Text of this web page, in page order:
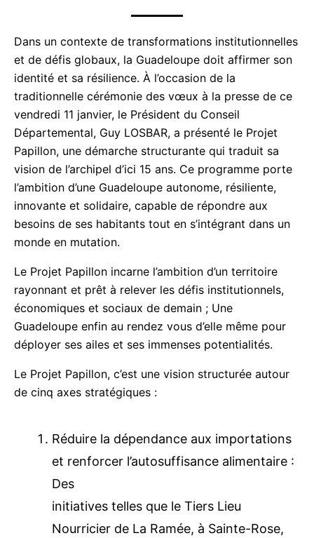
Dans un contexte de transformations
institutionnelles et de défis globaux, la Guadeloupe
doit affirmer son identité et sa résilience. À
l’occasion de la traditionnelle cérémonie des vœux
à la presse de ce vendredi 11 janvier, le Président
du Conseil Départemental, Guy LOSBAR, a
présenté le Projet Papillon, une démarche
structurante qui traduit sa vision de l’archipel d’ici
15 ans. Ce programme porte l’ambition d’une
Guadeloupe autonome, résiliente, innovante et
solidaire, capable de répondre aux besoins de ses
habitants tout en s’intégrant dans un monde en
Le Projet Papillon incarne l’ambition d’un territoire
rayonnant et prêt à relever les défis institutionnels,
économiques et sociaux de demain ; Une
Guadeloupe enfin au rendez vous d’elle même pour
Le Projet Papillon, c’est une vision structurée
Réduire la dépendance aux
importations et renforcer
l’autosuffisance alimentaire : Des
initiatives telles que le Tiers Lieu